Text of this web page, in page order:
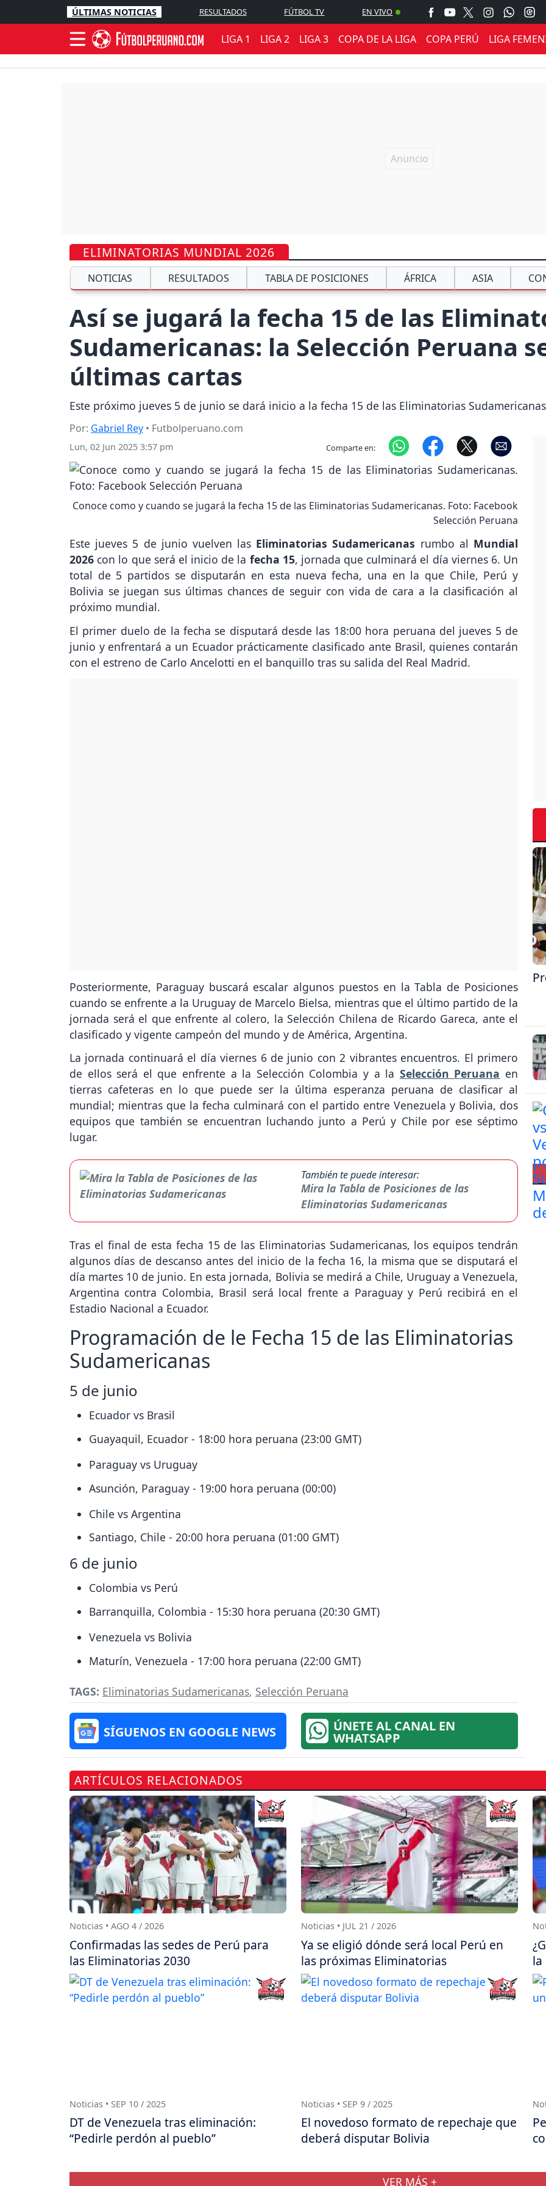
ÚLTIMAS NOTICIAS RESULTADOS FÚTBOL TV EN VIVO
LIGA 1 LIGA 2 LIGA 3 COPA DE LA LIGA COPA PERÚ LIGA
ELIMINATORIAS MUNDIAL 2026
NOTICIAS RESULTADOS TABLA DE POSICIONES ÁFRICA ASIA
Así se jugará la fecha 15 de las
Sudamericanas: la Selección Peruana
últimas cartas
Este próximo jueves 5 de junio se dará inicio a la fecha 15 de las Eliminatorias
Por: Gabriel Rey • Futbolperuano.com
Lun, 02 Jun 2025 3:57 pm Comparte en:
Conoce como y cuando se jugará la fecha 15 de las Eliminatorias Sudamericanas. Foto: Facebook
Selección Peruana
Este jueves 5 de junio vuelven las Eliminatorias Sudamericanas rumbo al Mundial
2026 con lo que será el inicio de la fecha 15, jornada que culminará el día viernes 6. Un
total de 5 partidos se disputarán en esta nueva fecha, una en la que Chile, Perú y
Bolivia se juegan sus últimas chances de seguir con vida de cara a la clasificación al
próximo mundial.
El primer duelo de la fecha se disputará desde las 18:00 hora peruana del jueves 5 de
junio y enfrentará a un Ecuador prácticamente clasificado ante Brasil, quienes contarán
con el estreno de Carlo Ancelotti en el banquillo tras su salida del Real Madrid.
Posteriormente, Paraguay buscará escalar algunos puestos en la Tabla de Posiciones
cuando se enfrente a la Uruguay de Marcelo Bielsa, mientras que el último partido de la
jornada será el que enfrente al colero, la Selección Chilena de Ricardo Gareca, ante el
clasificado y vigente campeón del mundo y de América, Argentina.
La jornada continuará el día viernes 6 de junio con 2 vibrantes encuentros. El primero
de ellos será el que enfrente a la Selección Colombia y a la Selección Peruana en
tierras cafeteras en lo que puede ser la última esperanza peruana de clasificar al
mundial; mientras que la fecha culminará con el partido entre Venezuela y Bolivia, dos
equipos que también se encuentran luchando junto a Perú y Chile por ese séptimo
lugar.
También te puede interesar:
Mira la Tabla de Posiciones de las
Eliminatorias Sudamericanas
Tras el final de esta fecha 15 de las Eliminatorias Sudamericanas, los equipos tendrán
algunos días de descanso antes del inicio de la fecha 16, la misma que se disputará el
día martes 10 de junio. En esta jornada, Bolivia se medirá a Chile, Uruguay a Venezuela,
Argentina contra Colombia, Brasil será local frente a Paraguay y Perú recibirá en el
Estadio Nacional a Ecuador.
Programación de le Fecha 15 de las Eliminatorias
Sudamericanas
5 de junio
Ecuador vs Brasil
Guayaquil, Ecuador - 18:00 hora peruana (23:00 GMT)
Paraguay vs Uruguay
Asunción, Paraguay - 19:00 hora peruana (00:00)
Chile vs Argentina
Santiago, Chile - 20:00 hora peruana (01:00 GMT)
6 de junio
Colombia vs Perú
Barranquilla, Colombia - 15:30 hora peruana (20:30 GMT)
Venezuela vs Bolivia
Maturín, Venezuela - 17:00 hora peruana (22:00 GMT)
TAGS: Eliminatorias Sudamericanas, Selección Peruana
SÍGUENOS EN GOOGLE NEWS ÚNETE AL CANAL EN
WHATSAPP
ARTÍCULOS RELACIONADOS
Noticias • AGO 4 / 2026
Confirmadas las sedes de Perú para
las Eliminatorias 2030
Noticias • JUL 21 / 2026
Ya se eligió dónde será local Perú en
las próximas Eliminatorias
la
Noticias • SEP 10 / 2025
DT de Venezuela tras eliminación:
“Pedirle perdón al pueblo”
Noticias • SEP 9 / 2025
El novedoso formato de repechaje que
deberá disputar Bolivia
VER MÁS +